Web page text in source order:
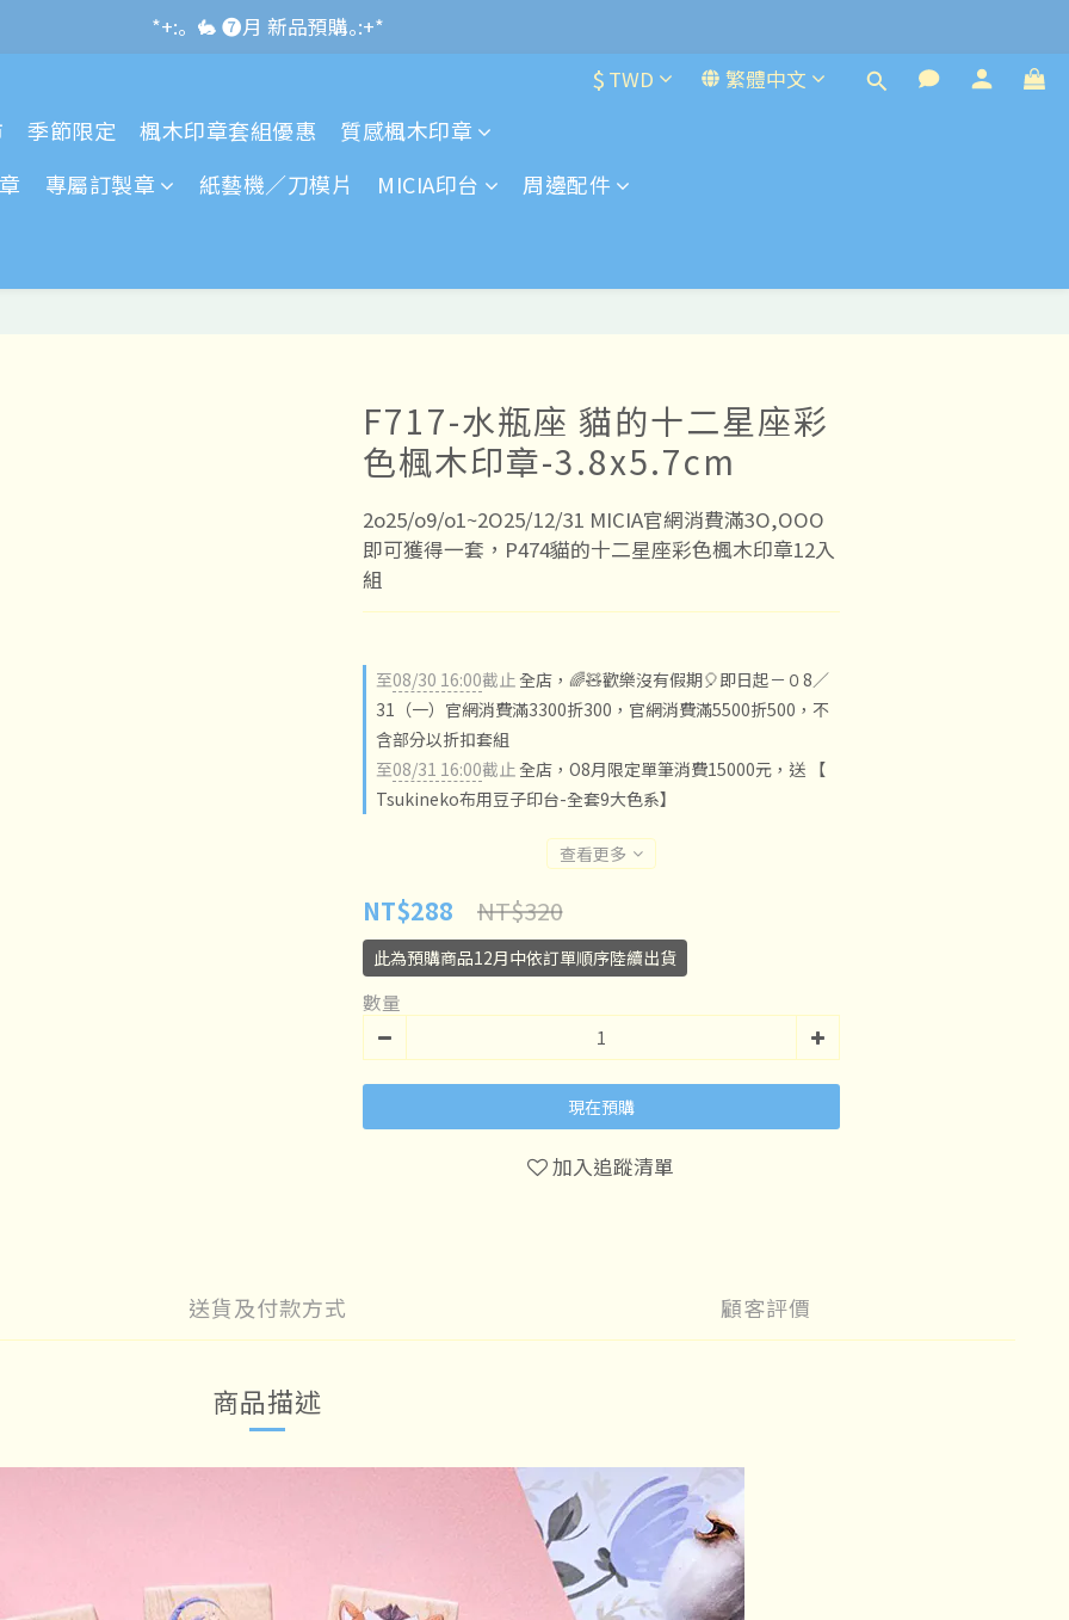
*+:｡\new / !🌌 官網消費滿千折百~RUN~:+*
*+:｡  🐇 ❼月 新品預購｡:+*
*+:｡\new / !🌌 官網消費滿千折百~RUN~:+*
$ TWD 繁體中文
季節限定 楓木印章套組優惠
質感楓木印章
專屬訂製章 紙藝機／刀模片 MICIA印台 周邊配件
F717-水瓶座 貓的十二星座彩
色楓木印章-3.8x5.7cm
2o25/o9/o1~2O25/12/31 MICIA官網消費滿3O,OOO
即可獲得一套，P474貓的十二星座彩色楓木印章12入
組
至08/30 16:00截止全店，🌈🧸歡樂沒有假期🎈即日起－０8／
31（一）官網消費滿3300折300，官網消費滿5500折500，不
含部分以折扣套組
至08/31 16:00截止全店，O8月限定單筆消費15000元，送 【
Tsukineko布用豆子印台-全套9大色系】
查看更多
NT$288 NT$320
此為預購商品12月中依訂單順序陸續出貨
數量
現在預購
加入追蹤清單
送貨及付款方式 顧客評價
商品描述